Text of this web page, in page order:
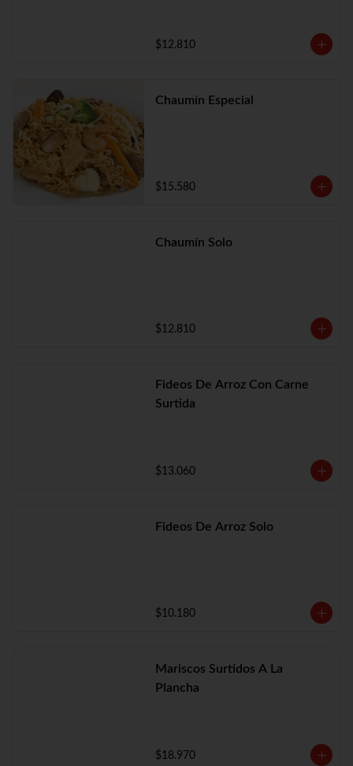
$12.810
Chaumín Especial
$15.580
Chaumín Solo
$12.810
Fideos De Arroz Con Carne
Surtida
$13.060
Fideos De Arroz Solo
$10.180
Mariscos Surtidos A La
Plancha
$18.970